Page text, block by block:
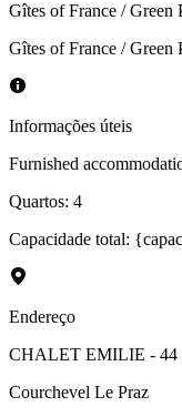
Gîtes of France / Green
Gîtes of France / Green
Informações úteis
Furnished
Quartos: 4
Capacidade total:
Endereço
CHALET EMILIE - 44
Courchevel Le Praz